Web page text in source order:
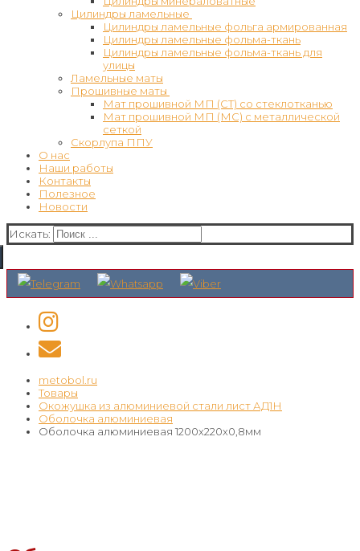
Цилиндры ламельные
Цилиндры ламельные фольга армированная
Цилиндры ламельные фольма-ткань
Цилиндры ламельные фольма-ткань для
улицы
Ламельные маты
Прошивные маты
Мат прошивной МП (СТ) со стеклотканью
Мат прошивной МП (МС) с металлической
сеткой
Скорлупа ППУ
О нас
Наши работы
Контакты
Полезное
Новости
Искать:
metobol.ru
Товары
Окожушка из алюминиевой стали лист АД1Н
Оболочка алюминиевая
Оболочка алюминиевая 1200х220х0,8мм